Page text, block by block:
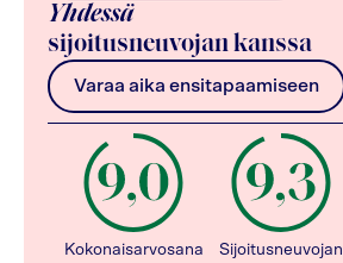
Yhdessä
sijoitusneuvojan kanssa
Varaa aika ensitapaamiseen
Kokonaisarvosana
Sijoitusneuvojan